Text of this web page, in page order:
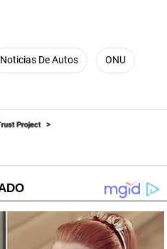
Noticias De Autos ONU